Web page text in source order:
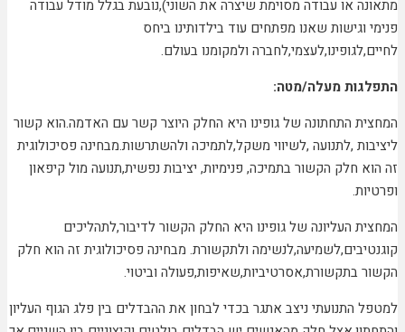
מתאונה או עבודה מסוימת שיצרה את השוני),נובעת בגלל מודל עבודה
פנימי וגישות שאנו מפתחים עוד בילדותינו ביחס
לחיים,לגופינו,לעצמי,לחברה ולמקומנו בעולם.
התפלגות מעלה/מטה:
המחצית התחתונה של גופינו היא החלק היוצר קשר עם האדמה.הוא קשור
ליציבות ,לתנועה ,לשיווי משקל,לתמיכה ולהשתרשות.מבחינה פסיכולוגית
זה הוא חלק הקשור בתמיכה, פנימיות, יציבות נפשית,תנועה מול קיפאון
ופרטיות.
המחצית העליונה של גופינו היא החלק הקשור לדיבור,לתהליכים
קוגנטיבים,לשמיעה,לנשימה ולתקשורת. מבחינה פסיכולוגית זה הוא חלק
הקשור בתקשורת,אסרטיביות,שאיפות,פעולה וביטוי.
למטפל התנועתי ניצב אתגר בכדי לבחון את ההבדלים בין פלג הגוף העליון